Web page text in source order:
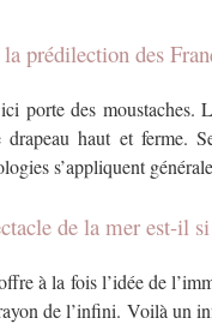
prédilection des
porte des
drapeau haut et ferme.
s’appliquent
de la mer est-il
à la fois l’idée de
de l’infini. Voilà un